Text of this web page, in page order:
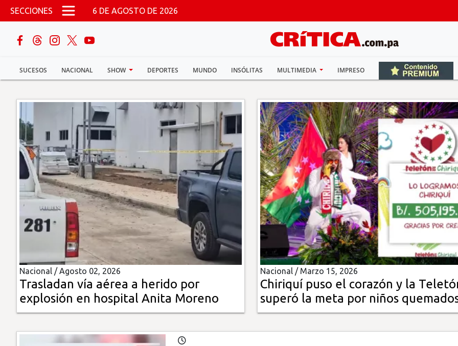
Pasar al contenido principal
SECCIONES 6 DE AGOSTO DE 2026
SUCESOS NACIONAL SHOW DEPORTES MUNDO INSÓLITAS MULTIMEDIA IMPRESO
buscar
Sucesos
Nacional
Política
Show
Deportes
Mundo
Multimedia
Impreso
Nacional /Agosto 02, 2026
Trasladan vía aérea a herido por
explosión en hospital Anita Moreno
Nacional / Marzo 15, 2026
Chiriquí puso el corazón y la
superó la meta por niños